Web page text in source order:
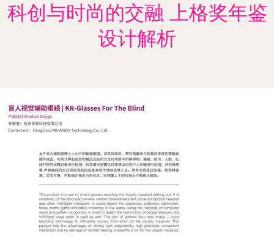
科创与时尚的交融 上格奖年鉴
设计解析